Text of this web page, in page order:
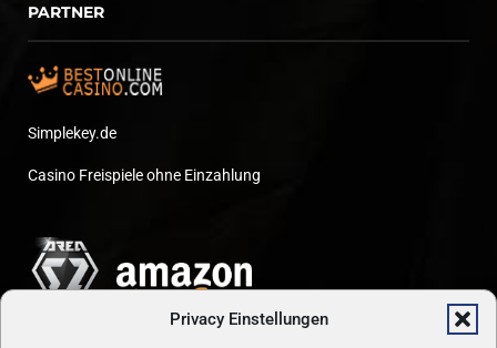
Privacy Einstellungen
PARTNER
Simplekey.de
Casino Freispiele ohne Einzahlung